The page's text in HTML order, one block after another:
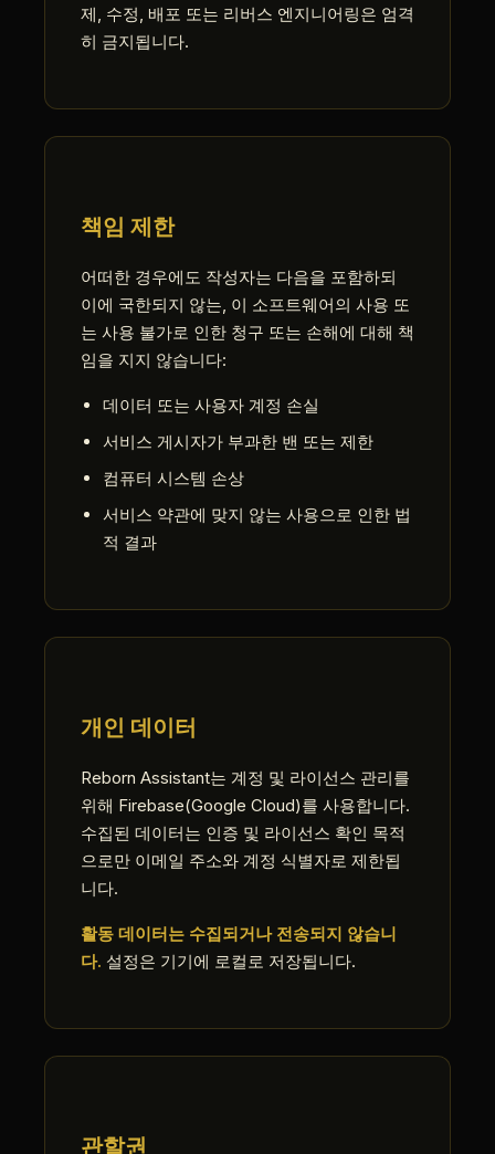
제, 수정, 배포 또는 리버스 엔지니어링은 엄격
히 금지됩니다.
책임 제한
어떠한 경우에도 작성자는 다음을 포함하되
이에 국한되지 않는, 이 소프트웨어의 사용 또
는 사용 불가로 인한 청구 또는 손해에 대해 책
임을 지지 않습니다:
데이터 또는 사용자 계정 손실
서비스 게시자가 부과한 밴 또는 제한
컴퓨터 시스템 손상
서비스 약관에 맞지 않는 사용으로 인한 법
적 결과
개인 데이터
Reborn Assistant는 계정 및 라이선스 관리를
위해 Firebase(Google Cloud)를 사용합니다.
수집된 데이터는 인증 및 라이선스 확인 목적
으로만 이메일 주소와 계정 식별자로 제한됩
니다.
활동 데이터는 수집되거나 전송되지 않습니
다. 설정은 기기에 로컬로 저장됩니다.
관할권